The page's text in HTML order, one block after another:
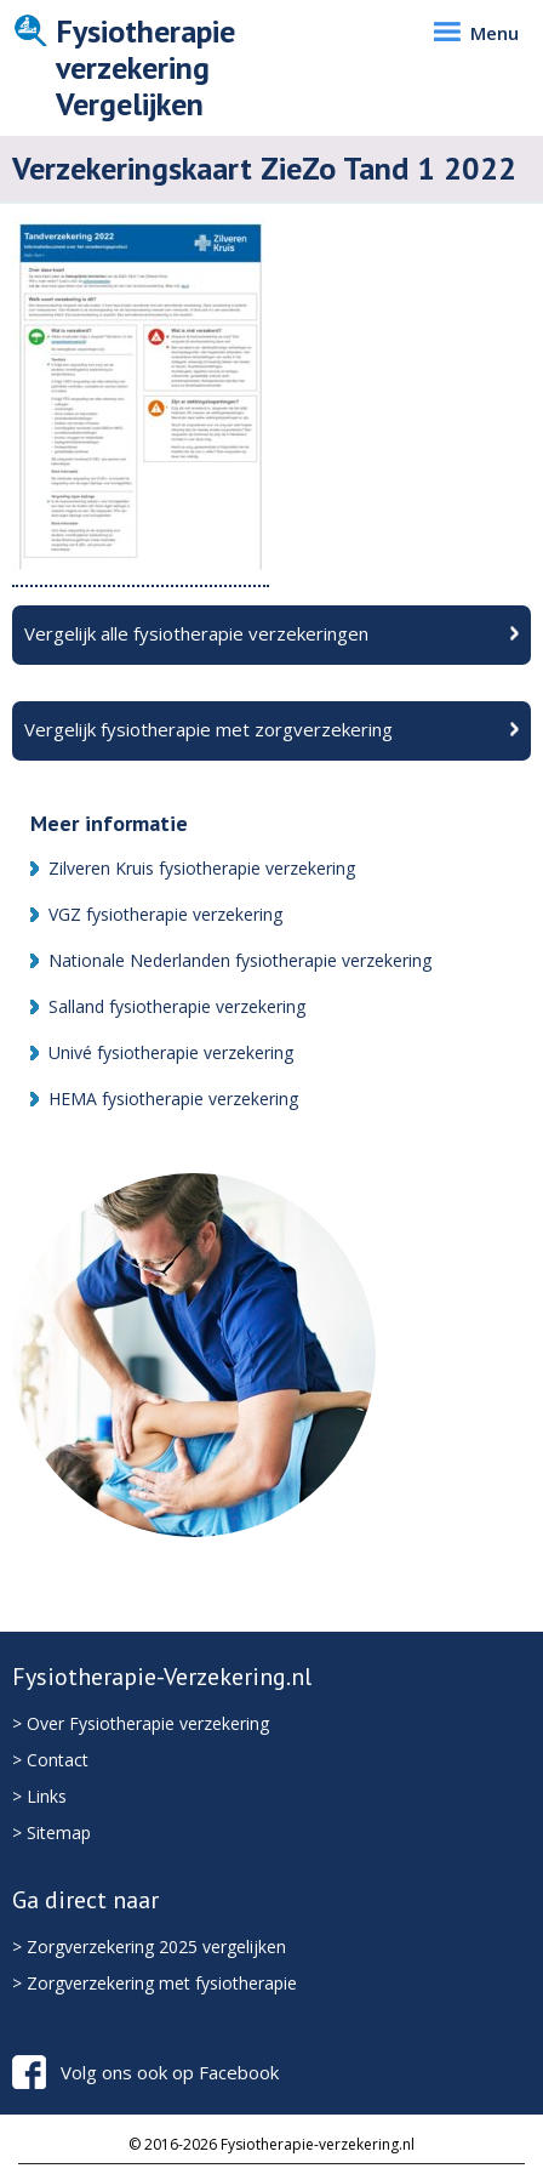
Fysiotherapie
verzekering
Vergelijken
Menu
Verzekeringskaart ZieZo Tand 1 2022
Vergelijk alle fysiotherapie verzekeringen
Vergelijk fysiotherapie met zorgverzekering
Meer informatie
Zilveren Kruis fysiotherapie verzekering
VGZ fysiotherapie verzekering
Nationale Nederlanden fysiotherapie verzekering
Salland fysiotherapie verzekering
Univé fysiotherapie verzekering
HEMA fysiotherapie verzekering
Fysiotherapie-Verzekering.nl
> Over Fysiotherapie verzekering
> Contact
> Links
> Sitemap
Ga direct naar
> Zorgverzekering 2025 vergelijken
> Zorgverzekering met fysiotherapie
Volg ons ook op Facebook
© 2016-2026 Fysiotherapie-verzekering.nl